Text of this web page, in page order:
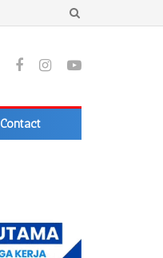
Contact